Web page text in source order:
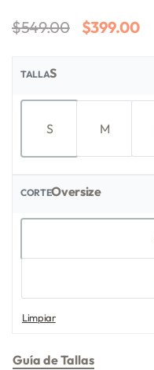
$549.00 $399.00
TALLAS
S M
CORTEOversize
Limpiar
Guía de Tallas